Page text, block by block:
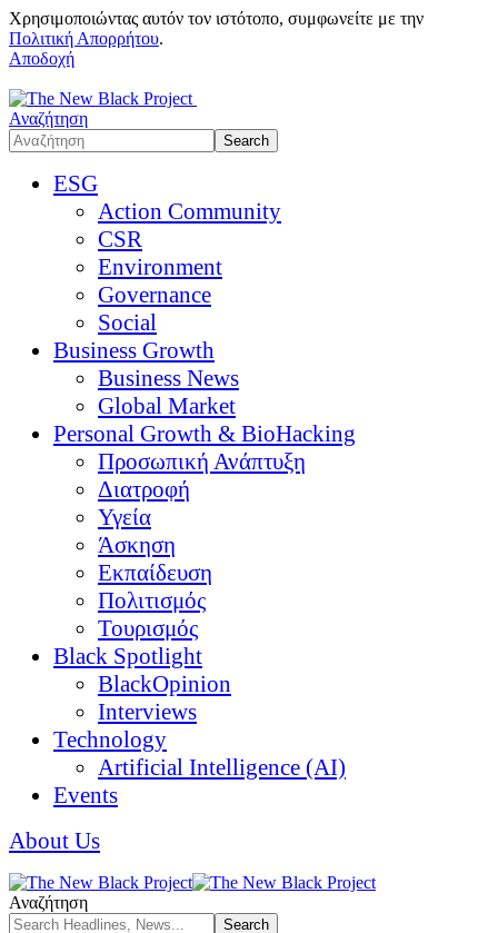
Χρησιμοποιώντας αυτόν τον ιστότοπο, συμφωνείτε με την
Πολιτική Απορρήτου.
Αποδοχή
Αναζήτηση
ESG
Action Community
CSR
Environment
Governance
Social
Business Growth
Business News
Global Market
Personal Growth & BioHacking
Προσωπική Ανάπτυξη
Διατροφή
Υγεία
Άσκηση
Εκπαίδευση
Πολιτισμός
Τουρισμός
Black Spotlight
BlackOpinion
Interviews
Technology
Artificial Intelligence (AI)
Events
About Us
Αναζήτηση